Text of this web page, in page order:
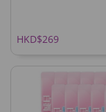
HKD$269